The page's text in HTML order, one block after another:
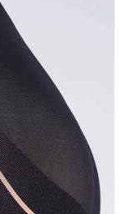
з високою
01
грн.